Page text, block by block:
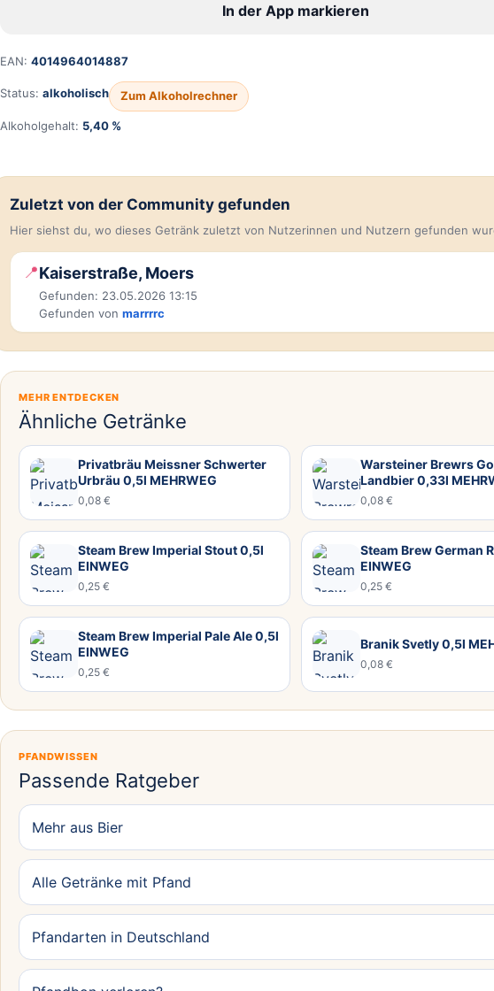
In der App markieren
EAN: 4014964014887
Status: alkoholisch Zum Alkoholrechner
Alkoholgehalt: 5,40 %
Zuletzt von der Community gefunden
Hier siehst du, wo dieses Getränk zuletzt von Nutzerinnen und Nutzern gefunden
📍Kaiserstraße, Moers
Gefunden: 23.05.2026 13:15
Gefunden von marrrrc
MEHR ENTDECKEN
Ähnliche Getränke
Privatbräu Meissner Schwerter
Urbräu 0,5l MEHRWEG
0,08 €
Warsteiner Brewrs
Landbier 0,33l
0,08 €
Steam Brew Imperial Stout 0,5l
EINWEG
0,25 €
Steam Brew German
EINWEG
0,25 €
Steam Brew Imperial Pale Ale 0,5l
EINWEG
0,25 €
Branik Svetly 0,5l
0,08 €
PFANDWISSEN
Passende Ratgeber
Mehr aus Bier
Alle Getränke mit Pfand
Pfandarten in Deutschland